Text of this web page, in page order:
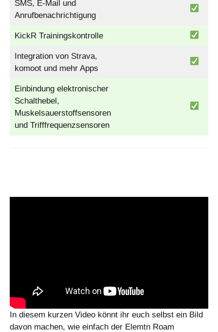
SMS, E-Mail und
Anrufbenachrichtigung
KickR Trainingskontrolle
Integration von Strava,
komoot und mehr Apps
Einbindung elektronischer
Schalthebel,
Muskelsauerstoffsensoren
und Trifffrequenzsensoren
In diesem kurzen Video könnt ihr euch selbst ein Bild
davon machen, wie einfach der Elemtn Roam